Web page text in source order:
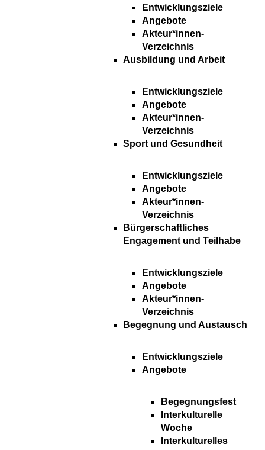
Entwicklungsziele
Angebote
Akteur*innen-
Verzeichnis
Ausbildung und Arbeit
Entwicklungsziele
Angebote
Akteur*innen-
Verzeichnis
Sport und Gesundheit
Entwicklungsziele
Angebote
Akteur*innen-
Verzeichnis
Bürgerschaftliches
Engagement und Teilhabe
Entwicklungsziele
Angebote
Akteur*innen-
Verzeichnis
Begegnung und Austausch
Entwicklungsziele
Angebote
Begegnungsfest
Interkulturelle
Woche
Interkulturelles